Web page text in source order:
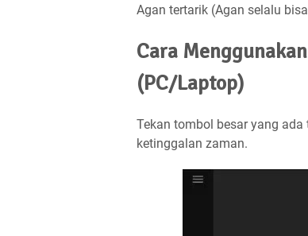
Agan tertarik (Agan selalu
Cara
(PC/Laptop)
Tekan tombol besar yang ada
ketinggalan zaman.